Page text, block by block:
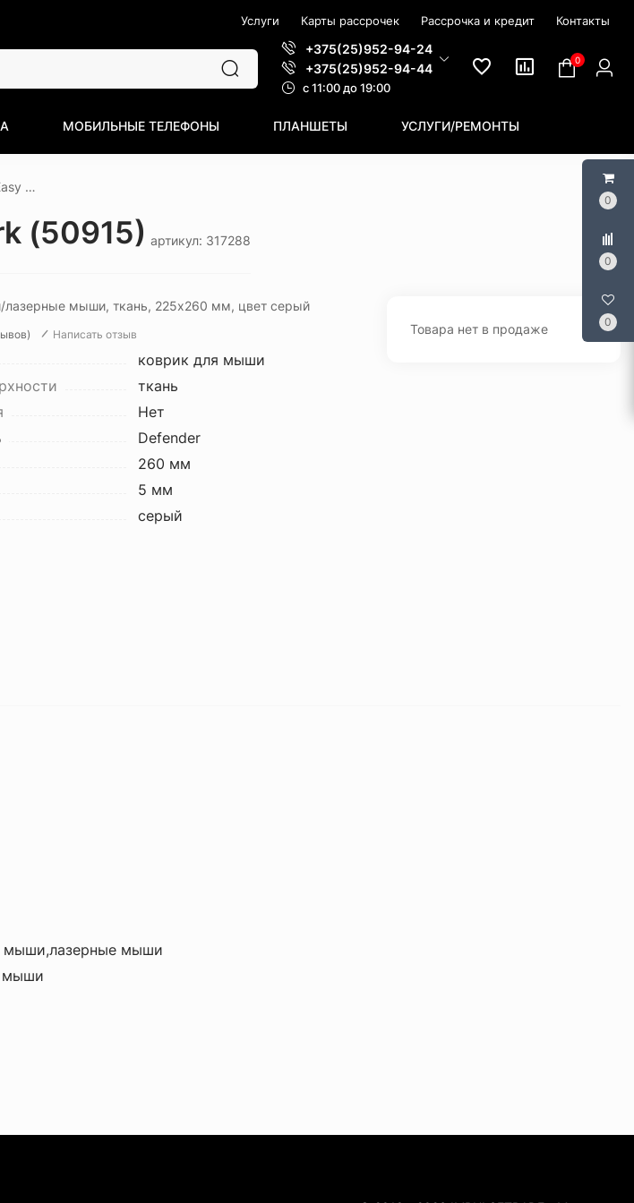
0
0
0
Услуги Карты рассрочек Рассрочка и кредит Контакты
+375(25)952-94-24
+375(25)952-94-44
c 11:00 до 19:00
0
МОБИЛЬНЫЕ ТЕЛЕФОНЫ ПЛАНШЕТЫ УСЛУГИ/РЕМОНТЫ
Коврик для мыши Defender Easy Work (50915)
(50915) артикул: 317288
лазерные мыши, ткань, 225x260 мм, цвет серый
Написать отзыв
коврик для мыши
ткань
Нет
Defender
260 мм
5 мм
серый
Товара нет в продаже
мыши,лазерные мыши
мыши